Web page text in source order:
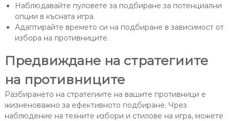
Наблюдавайте пуловете за подбиране за потенциални
опции в късната игра.
Адаптирайте времето си на подбиране в зависимост от
избора на противниците.
Предвиждане на стратегиите
на противниците
Разбирането на стратегиите на вашите противници е
жизненоважно за ефективното подбиране. Чрез
наблюдение на техните избори и стилове на игра, можете